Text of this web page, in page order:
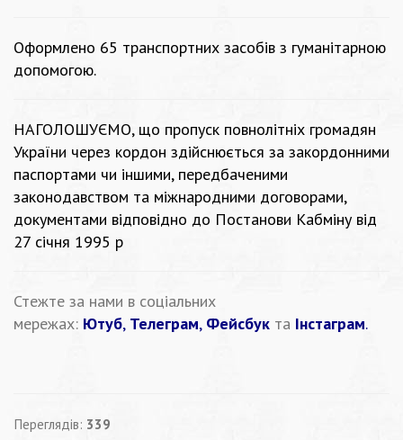
Оформлено 65 транспортних засобів з гуманітарною
допомогою.
НАГОЛОШУЄМО, що пропуск повнолітніх громадян
України через кордон здійснюється за закордонними
паспортами чи іншими, передбаченими
законодавством та міжнародними договорами,
документами відповідно до Постанови Кабміну від
27 січня 1995 р
Стежте за нами в соціальних
мережах: Ютуб, Телеграм, Фейсбук та Інстаграм.
Переглядів: 339